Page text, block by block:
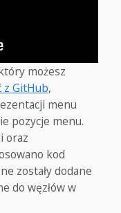
możesz
z GitHub,
menu
pozycje menu.
oraz
kod
zostały dodane
do węzłów w